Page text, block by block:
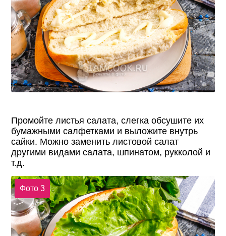
Промойте листья салата, слегка обсушите их
бумажными салфетками и выложите внутрь
сайки. Можно заменить листовой салат
другими видами салата, шпинатом, рукколой и
т.д.
Фото 3